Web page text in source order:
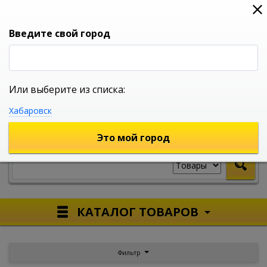
0
УНИВЕРСАЛЬНЫЙ ИНТЕРНЕТ МАГАЗИН
КАТАЛОГ ТОВАРОВ
Фильтр
Введите свой город
Или выберите из списка:
Хабаровск
Это мой город